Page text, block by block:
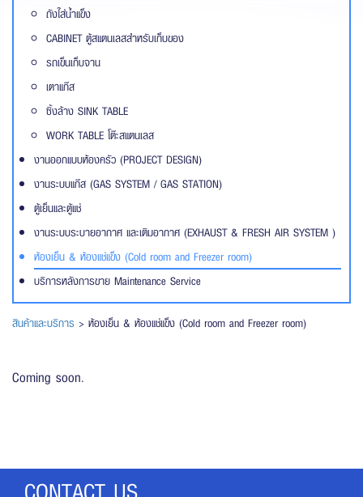
ถังใส่น้ำแข็ง
CABINET ตู้สแตนเลสสำหรับเก็บของ
รถเข็นเก็บจาน
เตาแก๊ส
ซิ้งล้าง SINK TABLE
WORK TABLE โต๊ะสแตนเลส
งานออกแบบห้องครัว (PROJECT DESIGN)
งานระบบแก๊ส (GAS SYSTEM / GAS STATION)
ตู้เย็นและตู้แช่
งานระบบระบายอากาศ และเติมอากาศ (EXHAUST & FRESH AIR SYSTEM )
ห้องเย็น & ห้องแช่แข็ง (Cold room and Freezer room)
บริการหลังการขาย Maintenance Service
สินค้าและบริการ > ห้องเย็น & ห้องแช่แข็ง (Cold room and Freezer room)
Coming soon.